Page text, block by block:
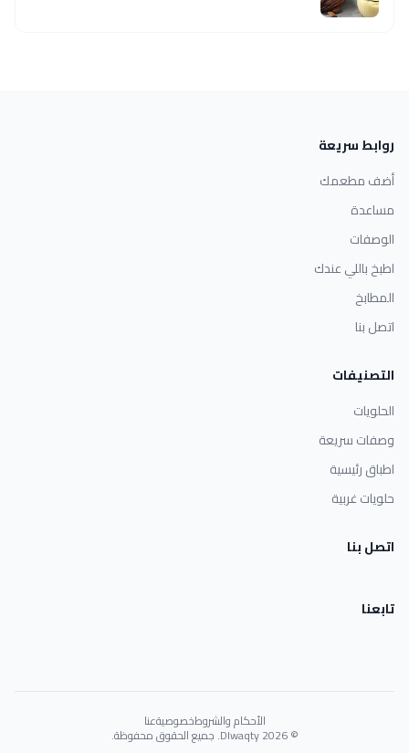
روابط سريعة
أضف مطعمك
مساعدة
الوصفات
اطبخ باللي عندك
المطابخ
اتصل بنا
التصنيفات
الحلويات
وصفات سريعة
اطباق رئيسية
حلويات غربية
اتصل بنا
تابعنا
الأحكام والشروطخصوصيةعنا
© 2026 Dlwaqty. جميع الحقوق محفوظة.